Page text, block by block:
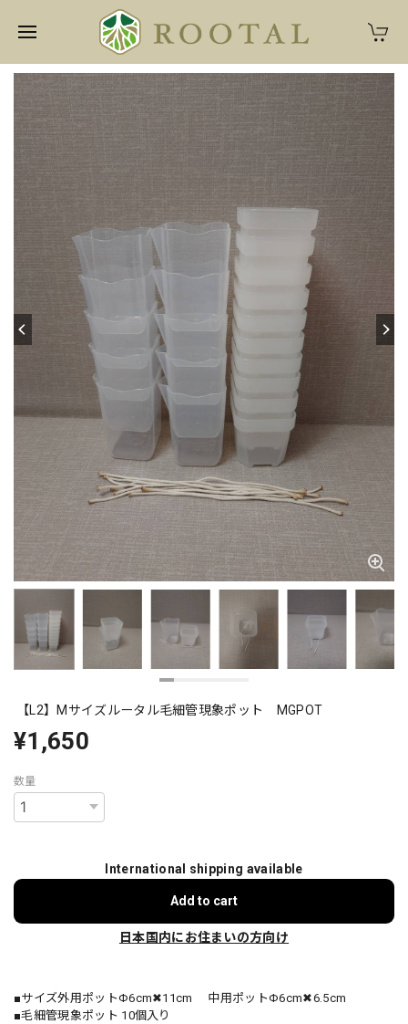
【L2】Mサイズルータル毛細管現象ポット MGPOT
¥1,650
数量
International shipping available
Add to cart
日本国内にお住まいの方向け
■サイズ外用ポットΦ6cm✖11cm 中用ポットΦ6cm✖6.5cm
■毛細管現象ポット 10個入り